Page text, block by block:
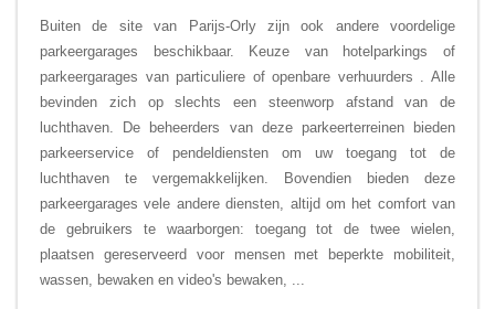
Buiten de site van Parijs-Orly zijn ook andere voordelige
parkeergarages beschikbaar. Keuze
van hotelparkings of
parkeergarages van particuliere of openbare verhuurders . Alle
bevinden zich op slechts een steenworp afstand van de
luchthaven. De beheerders van deze parkeerterreinen bieden
parkeerservice of pendeldiensten om uw toegang tot de
luchthaven te vergemakkelijken. Bovendien bieden deze
parkeergarages vele andere diensten, altijd om het comfort van
de gebruikers te waarborgen: toegang tot de twee wielen,
plaatsen gereserveerd voor mensen met beperkte mobiliteit,
wassen, bewaken en video's bewaken, ...